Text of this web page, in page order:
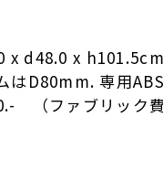
x d48.0 x
はD80mm. 専用
（ファブリック費